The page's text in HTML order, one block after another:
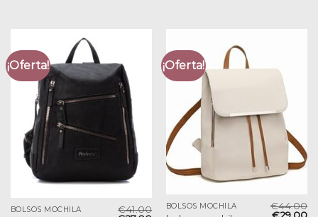
¡Oferta!
BOLSOS MOCHILA €41.00
¡Oferta!
BOLSOS MOCHILA €44.00